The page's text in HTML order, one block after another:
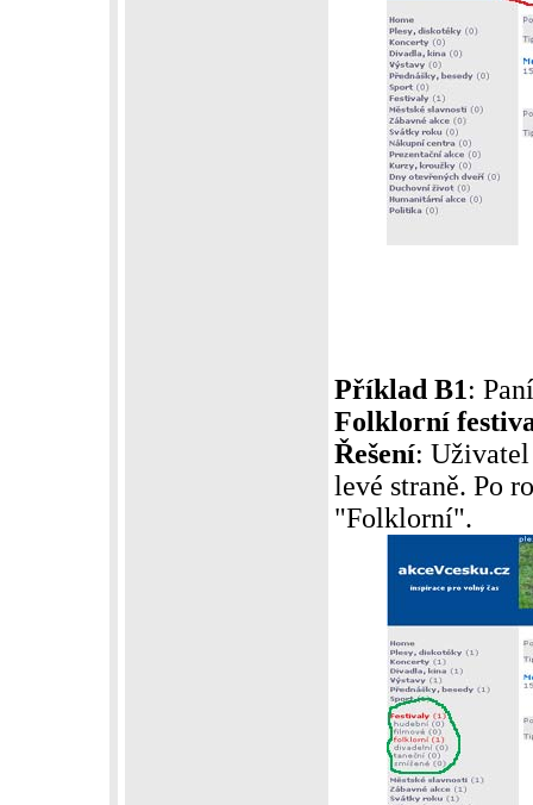
Příklad B1:
Folklorní
Řešení:
levé straně. Po
"Folklorní".